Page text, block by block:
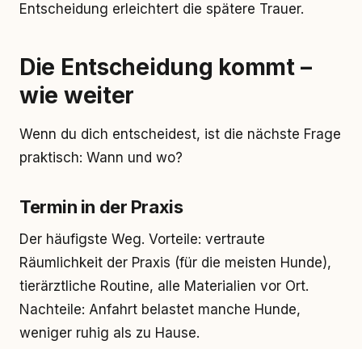
Entscheidung erleichtert die spätere Trauer.
Die Entscheidung kommt –
wie weiter
Wenn du dich entscheidest, ist die nächste Frage
praktisch: Wann und wo?
Termin in der Praxis
Der häufigste Weg. Vorteile: vertraute
Räumlichkeit der Praxis (für die meisten Hunde),
tierärztliche Routine, alle Materialien vor Ort.
Nachteile: Anfahrt belastet manche Hunde,
weniger ruhig als zu Hause.